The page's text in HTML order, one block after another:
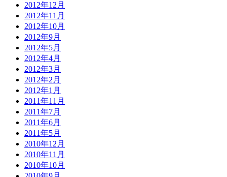
2012年12月
2012年11月
2012年10月
2012年9月
2012年5月
2012年4月
2012年3月
2012年2月
2012年1月
2011年11月
2011年7月
2011年6月
2011年5月
2010年12月
2010年11月
2010年10月